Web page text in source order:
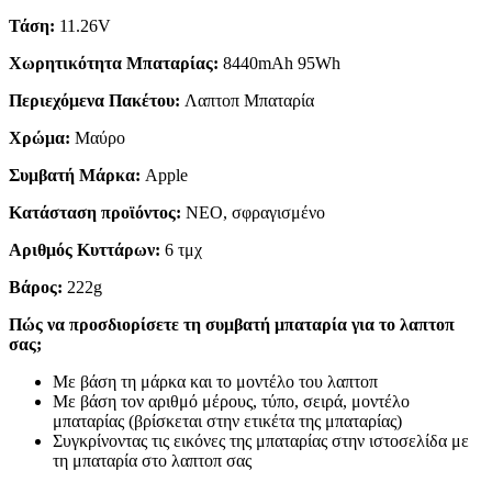
Τάση: 11.26V
Χωρητικότητα Μπαταρίας: 8440mAh 95Wh
Περιεχόμενα Πακέτου: Λαπτοπ Μπαταρία
Χρώμα: Μαύρο
Συμβατή Μάρκα: Apple
Κατάσταση προϊόντος: ΝΕΟ, σφραγισμένο
Αριθμός Κυττάρων: 6 τμχ
Βάρος: 222g
Πώς να προσδιορίσετε τη συμβατή μπαταρία για το λαπτοπ
σας;
Με βάση τη μάρκα και το μοντέλο του λαπτοπ
Με βάση τον αριθμό μέρους, τύπο, σειρά, μοντέλο
μπαταρίας (βρίσκεται στην ετικέτα της μπαταρίας)
Συγκρίνοντας τις εικόνες της μπαταρίας στην ιστοσελίδα με
τη μπαταρία στο λαπτοπ σας